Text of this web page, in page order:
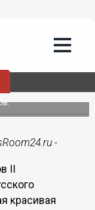
«Самая
в
общества
-
II
красивая